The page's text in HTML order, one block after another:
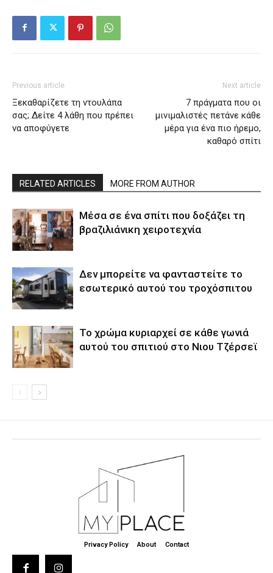
Previous article
Ξεκαθαρίζετε τη ντουλάπα
σας; Δείτε 4 λάθη που πρέπει
να αποφύγετε
Next article
7 πράγματα που οι
μινιμαλιστές πετάνε κάθε
μέρα για ένα πιο ήρεμο,
καθαρό σπίτι
RELATED ARTICLES MORE FROM AUTHOR
Μέσα σε ένα σπίτι που δοξάζει τη
βραζιλιάνικη χειροτεχνία
Δεν μπορείτε να φανταστείτε το
εσωτερικό αυτού του τροχόσπιτου
Το χρώμα κυριαρχεί σε κάθε γωνιά
αυτού του σπιτιού στο Νιου Τζέρσεϊ
Privacy Policy About Contact